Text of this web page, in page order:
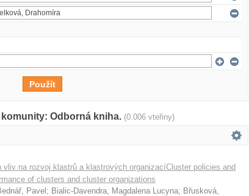
Odborná kniha. (0.006 vteřiny)
vliv na rozvoj klastrů a klastrových organizacíCluster policies and
of clusters and cluster organizations
Pavel ; Bialic-Davendra, Magdalena Lucyna; Břusková,